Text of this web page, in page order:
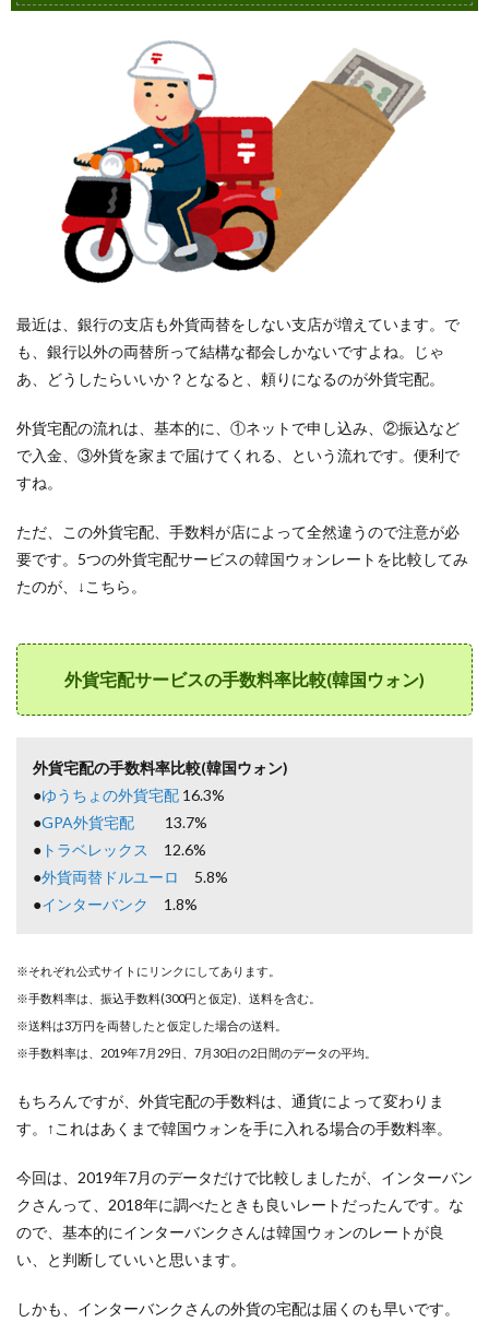
る
12.6
韓国で
はクレ
ジット
カード
ットカ
どちら
が良い
13
⑪【手
数料
0.4〜
韓国現
地
ATM
で海外
韓国
一番お
得なの
はセデ
ィナカ
ード
13.2
韓国
キャッ
シング
の特徴
と注意
韓国の
日本語
能が多
く便利
13.4
韓国
ATM引
がお得
最近は、銀行の支店も外貨両替をしない支店が増えています。で
も、銀行以外の両替所って結構な都会しかないですよね。じゃ
あ、どうしたらいいか？となると、頼りになるのが外貨宅配。
外貨宅配の流れは、基本的に、①ネットで申し込み、②振込など
で入金、③外貨を家まで届けてくれる、という流れです。便利で
すね。
ただ、この外貨宅配、手数料が店によって全然違うので注意が必
要です。5つの外貨宅配サービスの韓国ウォンレートを比較してみ
たのが、↓こちら。
外貨宅配サービスの手数料率比較(韓国ウォン)
外貨宅配の手数料率比較(韓国ウォン)
●ゆうちょの外貨宅配 16.3%
●GPA外貨宅配 13.7%
● トラベレックス
12.6%
●外貨両替ドルユーロ
5.8%
●インターバンク 1.8%
※それぞれ公式サイトにリンクにしてあります。
※手数料率は、振込手数料(300円と仮定)、送料を含む。
※送料は3万円を両替したと仮定した場合の送料。
※手数料率は、2019年7月29日、7月30日の2日間のデータの平均。
もちろんですが、外貨宅配の手数料は、通貨によって変わりま
す。↑これはあくまで韓国ウォンを手に入れる場合の手数料率。
今回は、2019年7月のデータだけで比較しましたが、インターバン
クさんって、2018年に調べたときも良いレートだったんです。な
ので、基本的にインターバンクさんは韓国ウォンのレートが良
い、と判断していいと思います。
しかも、インターバンクさんの外貨の宅配は届くのも早いです。